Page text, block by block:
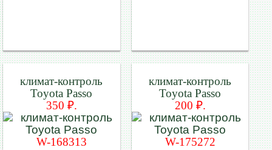
климат-контроль
Toyota Passo
350 ₽.
W-168313
климат-контроль
Toyota Passo
200 ₽.
W-175272